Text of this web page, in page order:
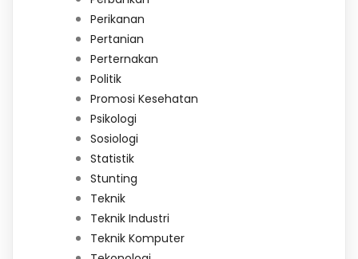
Perikanan
Pertanian
Perternakan
Politik
Promosi Kesehatan
Psikologi
Sosiologi
Statistik
Stunting
Teknik
Teknik Industri
Teknik Komputer